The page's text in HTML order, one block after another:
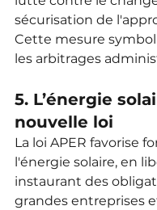
sécurisation de
Cette mesure
les arbitrages
5. L’énergie
nouvelle loi
La loi APER favorise
l'énergie solaire, en
instaurant des
grandes entreprises